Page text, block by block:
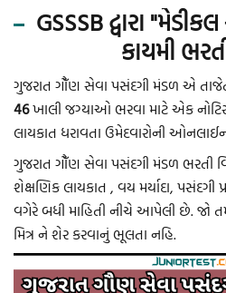
GSSSB દ્વારા
કાયમી
ગુજરાત ગૌઁણ સેવા પસંદગી મંડળ એ
46ખાલી જગ્યાઓ ભરવા માટે એક
લાયકાત ધરાવતા ઉમેદવારોની
ગુજરાત ગૌઁણ સેવા પસંદગી મંડળ ભરતી
શેક્ષણિક લાયકાત , વય મર્યાદા, પસંદગી
વગેરે બધી માહિતી નીચે આપેલી છે. જો
મિત્ર ને શેર કરવાનું ભૂલતા નહિ.